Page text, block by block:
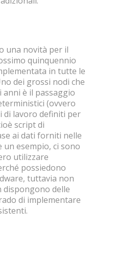
una novità per il
quinquennio
in tutte le
dei grossi nodi che
è il passaggio
(ovvero
di lavoro definiti per
script di
ai dati forniti nelle
esempio, ci sono
utilizzare
possiedono
tuttavia non
delle
di implementare